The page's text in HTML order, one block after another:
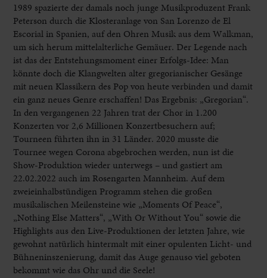
1989 spazierte der damals noch junge Musikproduzent Frank
Peterson durch die Klosteranlage von San Lorenzo de El
Escorial in Spanien, auf den Ohren Musik aus dem Walkman,
um sich herum mittelalterliche Gemäuer. Der Legende nach
ist das der Entstehungsmoment einer Erfolgs-Idee: Man
könnte doch die Klangwelten alter gregorianischer Gesänge
mit neuen Klassikern des Pop von heute verbinden und damit
ein ganz neues Genre erschaffen! Das Ergebnis: „Gregorian“.
In den vergangenen 22 Jahren trat der Chor in 1.200
Konzerten vor 2,6 Millionen Konzertbesuchern auf;
Tourneen führten ihn in 31 Länder. 2020 musste die
Tournee wegen Corona abgebrochen werden, nun ist die
Show-Produktion wieder unterwegs – und gastiert am
22.02.2022 auch im Rosengarten Mannheim. Auf dem
zweieinhalbstündigen Programm stehen die großen
musikalischen Meilensteine wie „Moments Of Peace“,
„Nothing Else Matters“, „With Or Without You“ sowie die
Highlights aus den Live-Produktionen der letzten Jahre, wie
gewohnt natürlich hintermalt mit einer opulenten Licht- und
Bühneninszenierung, damit das Auge genauso viel geboten
bekommt wie das Ohr und die Seele!